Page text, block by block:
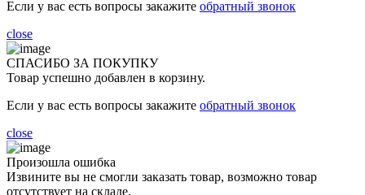
Если у вас есть вопросы закажите обратный звонок
close
СПАСИБО ЗА ПОКУПКУ
Товар успешно добавлен в корзину.
Если у вас есть вопросы закажите обратный звонок
close
Произошла ошибка
Извините вы не смогли заказать товар, возможно товар
отсутствует на складе.